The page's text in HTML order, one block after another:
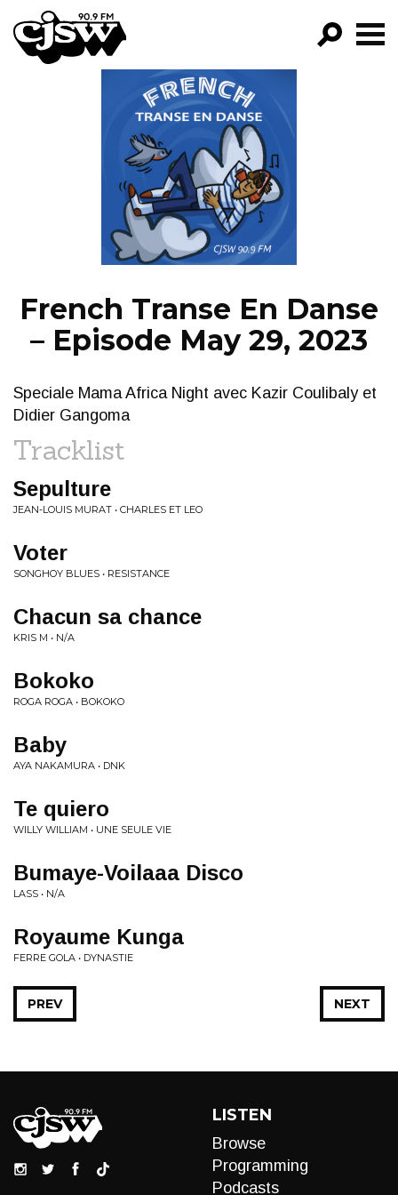
CJSW
PROGRAMS
EPISODES
NEWS
French Transe En Danse
– Episode May 29, 2023
Speciale Mama Africa Night avec Kazir Coulibaly et
Didier Gangoma
Tracklist
Sepulture
JEAN-LOUIS MURAT • CHARLES ET LEO
Voter
SONGHOY BLUES • RESISTANCE
Chacun sa chance
KRIS M • N/A
Bokoko
ROGA ROGA • BOKOKO
Baby
AYA NAKAMURA • DNK
Te quiero
WILLY WILLIAM • UNE SEULE VIE
Bumaye-Voilaaa Disco
LASS • N/A
Royaume Kunga
FERRE GOLA • DYNASTIE
NEXT
PREV
LISTEN
Browse
Programming
Podcasts